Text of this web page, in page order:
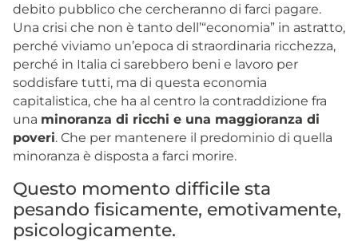
debito pubblico che cercheranno di farci pagare.
Una crisi che non è tanto dell’“economia” in astratto,
perché viviamo un’epoca di straordinaria ricchezza,
perché in Italia ci sarebbero beni e lavoro per
soddisfare tutti, ma di questa economia
capitalistica, che ha al centro la contraddizione fra
una minoranza di ricchi e una maggioranza di
poveri. Che per mantenere il predominio di quella
minoranza è disposta a farci morire.
Questo momento difficile sta
pesando fisicamente, emotivamente,
psicologicamente.